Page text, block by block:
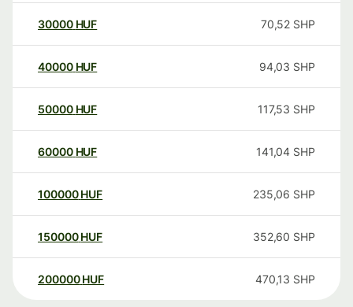
30000 HUF 70,52 SHP
40000 HUF 94,03 SHP
50000 HUF 117,53 SHP
60000 HUF 141,04 SHP
100000 HUF 235,06 SHP
150000 HUF 352,60 SHP
200000 HUF 470,13 SHP